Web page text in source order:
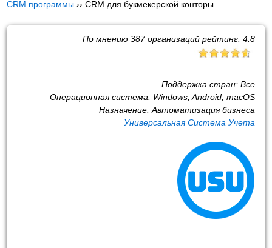
CRM программы ››CRM для букмекерской конторы
По мнению 387организаций рейтинг: 4.8
Поддержка стран: Все
Операционная система: Windows, Android, macOS
Назначение: Автоматизация бизнеса
Универсальная Система Учета